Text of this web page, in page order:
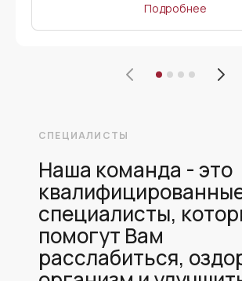
Подробнее
СПЕЦИАЛИСТЫ
Наша команда -это
специалисты,
помогут Вам
расслабиться,